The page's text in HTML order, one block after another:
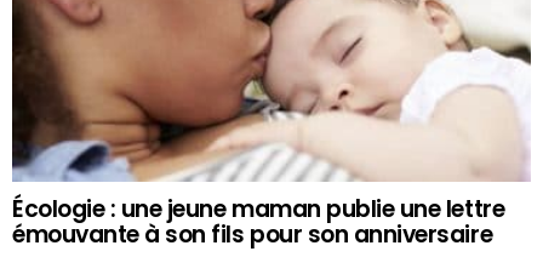
Écologie : une jeune maman publie une lettre
émouvante à son fils pour son anniversaire